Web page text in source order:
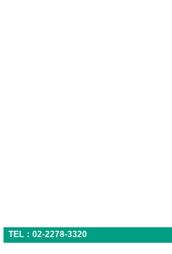
TEL：02-2278-3320